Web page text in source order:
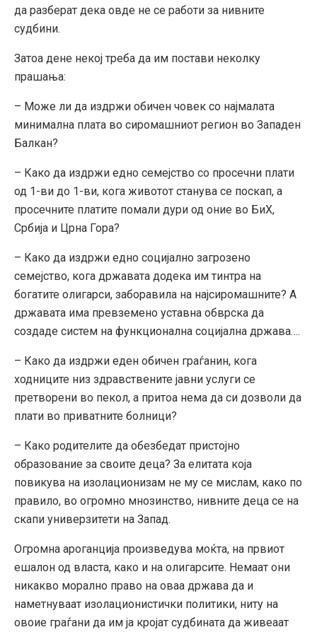
да разберат дека овде не се работи за нивните
судбини.
Затоа дене некој треба да им постави неколку
прашања:
– Може ли да издржи обичен човек со најмалата
минимална плата во сиромашниот регион во Западен
Балкан?
– Како да издржи едно семејство со просечни плати
од 1-ви до 1-ви, кога животот станува се поскап, а
просечните платите помали дури од оние во БиХ,
Србија и Црна Гора?
– Како да издржи едно социјално загрозено
семејство, кога државата додека им тинтра на
богатите олигарси, заборавила на најсиромашните? А
државата има превземено уставна обврска да
создаде систем на функционална социјална држава….
– Како да издржи еден обичен граѓанин, кога
ходниците низ здравствените јавни услуги се
претворени во пекол, а притоа нема да си дозволи да
плати во приватните болници?
– Како родителите да обезбедат пристојно
образование за своите деца? За елитата која
повикува на изолационизам не му се мислам, како по
правило, во огромно мнозинство, нивните деца се на
скапи универзитети на Запад.
Огромна ароганција произведува моќта, на првиот
ешалон од власта, како и на олигарсите. Немаат они
никакво морално право на оваа држава да и
наметнуваат изолационистички политики, ниту на
овоие граѓани да им ја кројат судбината да живеаат